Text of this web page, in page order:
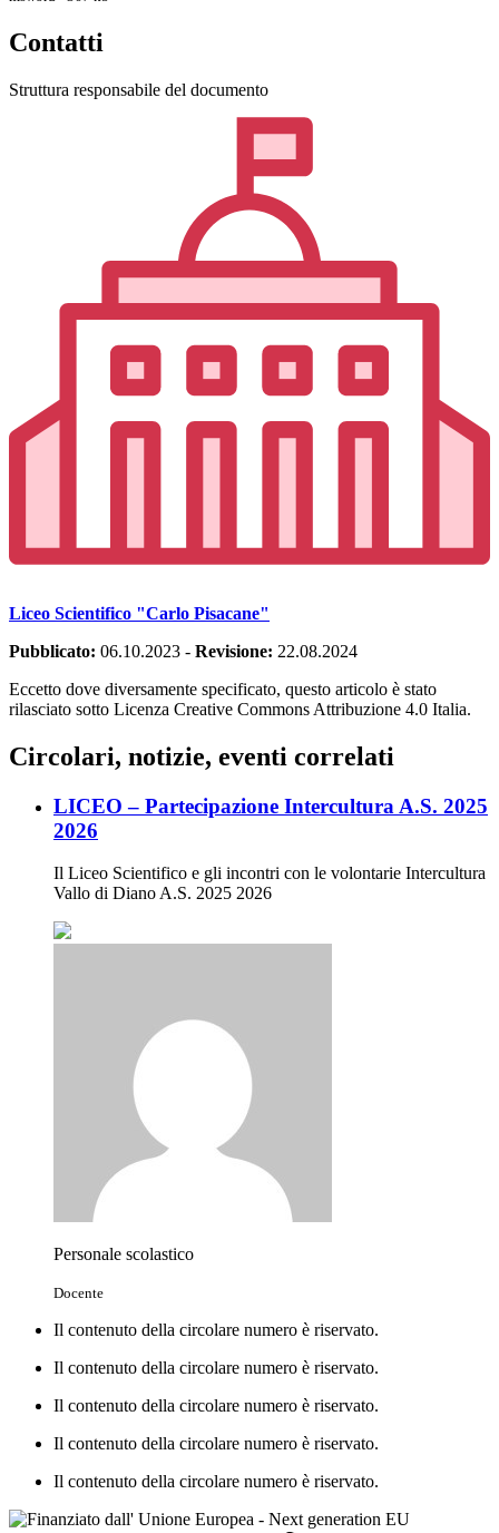
Contatti
Struttura responsabile del documento
Liceo Scientifico "Carlo Pisacane"
Pubblicato: 06.10.2023 - Revisione: 22.08.2024
Eccetto dove diversamente specificato, questo articolo è stato
rilasciato sotto Licenza Creative Commons Attribuzione 4.0 Italia.
Circolari, notizie, eventi correlati
LICEO – Partecipazione Intercultura A.S. 2025
2026
Il Liceo Scientifico e gli incontri con le volontarie Intercultura
Vallo di Diano A.S. 2025 2026
Personale scolastico
Docente
Il contenuto della circolare numero è riservato.
Il contenuto della circolare numero è riservato.
Il contenuto della circolare numero è riservato.
Il contenuto della circolare numero è riservato.
Il contenuto della circolare numero è riservato.